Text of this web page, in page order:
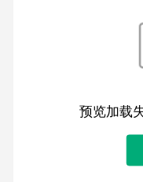
预览加载